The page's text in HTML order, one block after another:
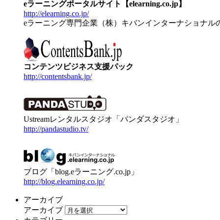
eラーニングポータルサイト【elearning.co.jp】
http://elearning.co.jp/
eラーニング専門企業（株）キバンインターナショナル
コンテンツビジネス支援パック
http://contentsbank.jp/
Ustreamレンタルスタジオ「パンダスタジオ」
http://pandastudio.tv/
ブログ「blog.eラーニング.co.jp」
http://blog.elearning.co.jp/
アーカイブ
アーカイブ